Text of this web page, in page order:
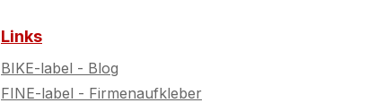
Links
BIKE-label - Blog
FINE-label - Firmenaufkleber